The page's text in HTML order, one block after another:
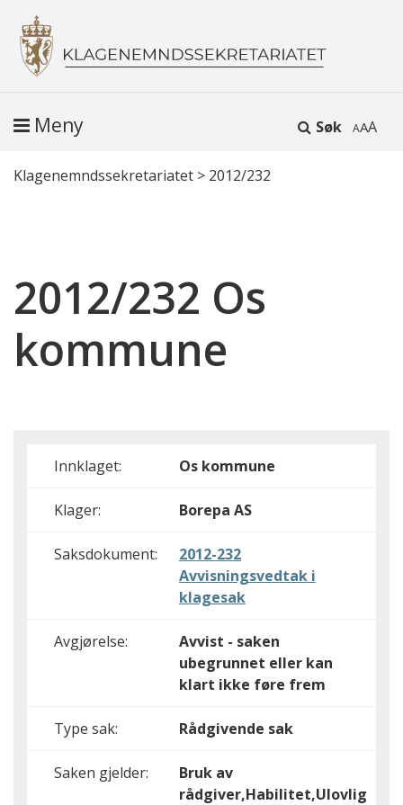
Søk A
Meny
Klagenemndssekretariatet > 2012/232
2012/232 Os
kommune
Innklaget: Os kommune
Klager: Borepa AS
Saksdokument:
2012-232
Avvisningsvedtak i
klagesak
Avgjørelse:
Avvist - saken
ubegrunnet eller kan
klart ikke føre frem
Type sak: Rådgivende sak
Saken gjelder:
Bruk av
rådgiver,Habilitet,Ulovlig